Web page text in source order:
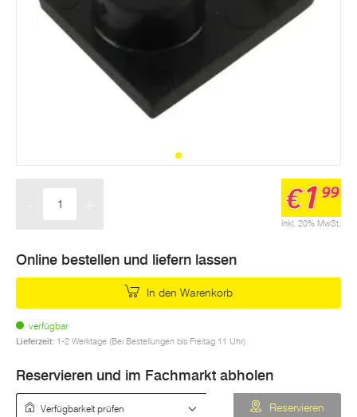
inkl. 20% MwSt.
€1 99
Online bestellen und liefern lassen
In den Warenkorb
verfügbar
Lieferzeit: 1-2 Werktage (Bei Bestellungen bis Freitag 11 Uhr)
Reservieren und im Fachmarkt abholen
Reservieren